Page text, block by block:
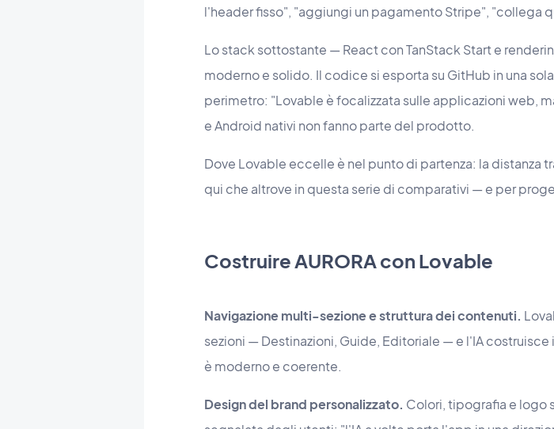
l'header fisso", "aggiungi un pagamento Stripe", "collega
Lo stack sottostante — React con TanStack Start e
moderno e solido. Il codice si esporta su GitHub in una
perimetro: "Lovable è focalizzata sulle applicazioni web,
e Android nativi non fanno parte del prodotto.
Dove Lovable eccelle è nel punto di partenza: la distanza
qui che altrove in questa serie di comparativi — e per
Costruire AURORA con Lovable
Navigazione multi-sezione e struttura dei contenuti.
sezioni — Destinazioni, Guide, Editoriale — e l'IA
è moderno e coerente.
Design del brand personalizzato. Colori, tipografia e logo